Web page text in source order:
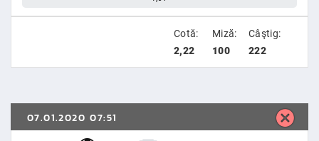
Cotă:
2,22
Miză:
100
Câştig:
222
07.01.2020 07:51